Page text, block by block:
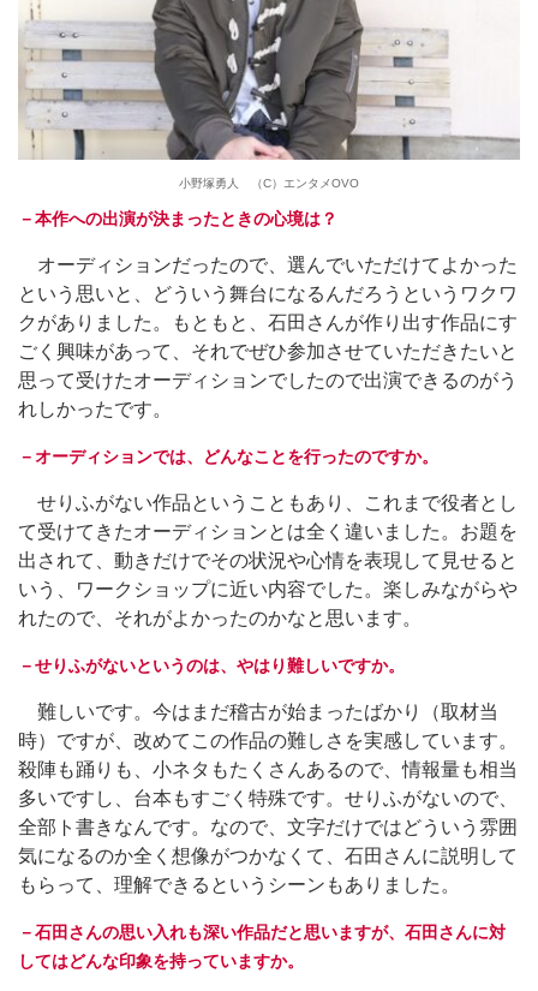
小野塚勇人 （C）エンタメOVO
－本作への出演が決まったときの心境は？
オーディションだったので、選んでいただけてよかった
という思いと、どういう舞台になるんだろうというワクワ
クがありました。もともと、石田さんが作り出す作品にす
ごく興味があって、それでぜひ参加させていただきたいと
思って受けたオーディションでしたので出演できるのがう
れしかったです。
－オーディションでは、どんなことを行ったのですか。
せりふがない作品ということもあり、これまで役者とし
て受けてきたオーディションとは全く違いました。お題を
出されて、動きだけでその状況や心情を表現して見せると
いう、ワークショップに近い内容でした。楽しみながらや
れたので、それがよかったのかなと思います。
－せりふがないというのは、やはり難しいですか。
難しいです。今はまだ稽古が始まったばかり（取材当
時）ですが、改めてこの作品の難しさを実感しています。
殺陣も踊りも、小ネタもたくさんあるので、情報量も相当
多いですし、台本もすごく特殊です。せりふがないので、
全部ト書きなんです。なので、文字だけではどういう雰囲
気になるのか全く想像がつかなくて、石田さんに説明して
もらって、理解できるというシーンもありました。
－石田さんの思い入れも深い作品だと思いますが、石田さんに対
してはどんな印象を持っていますか。